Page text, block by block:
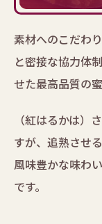
素材へのこだわ
と密接な協力体
せた最高品質の
（紅はるかは）
すが、追熟させ
風味豊かな味わ
です。